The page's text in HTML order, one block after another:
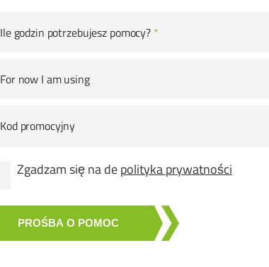
Ile godzin potrzebujesz pomocy? *
For now I am using
Kod promocyjny
Zgadzam się na depolityka prywatności
PROŚBA O POMOC